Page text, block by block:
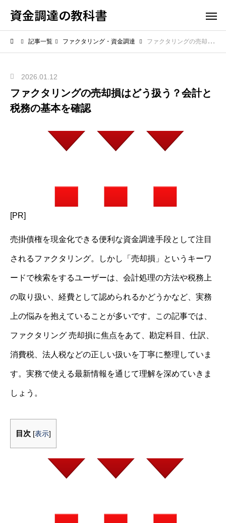
資金調達の教科書
記事一覧 ファクタリング・資金調達 ファクタリングの売却損はどう扱う？会計と税務の基本を確認
2026.01.12
ファクタリングの売却損はどう扱う？会計と
税務の基本を確認
[PR]
売掛債権を現金化できる便利な資金調達手段として注目
されるファクタリング。しかし「売却損」というキーワ
ードで検索をするユーザーは、会計処理の方法や税務上
の取り扱い、経費として認められるかどうかなど、実務
上の悩みを抱えていることが多いです。この記事では、
ファクタリング 売却損に焦点をあて、勘定科目、仕訳、
消費税、法人税などの正しい扱いを丁寧に整理していま
す。実務で使える最新情報を通じて理解を深めていきま
しょう。
目次 [表示]